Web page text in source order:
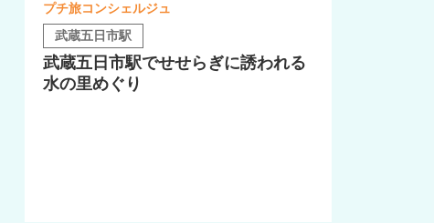
プチ旅コンシェルジュ
武蔵五日市駅
武蔵五日市駅でせせらぎに誘われる
水の里めぐり